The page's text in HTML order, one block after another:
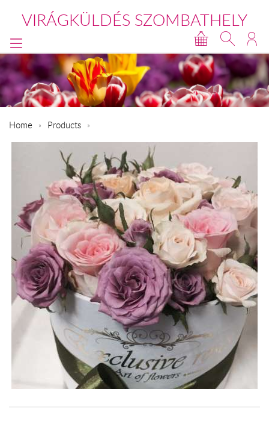
VIRÁGKÜLDÉS SZOMBATHELY
Home Products